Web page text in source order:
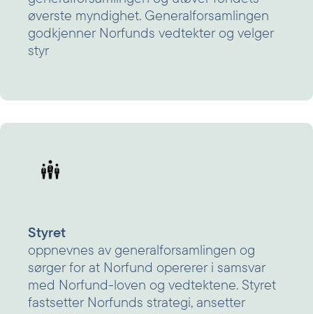
øverste myndighet. Generalforsamlingen
godkjenner Norfunds vedtekter og velger
styr
Styret
oppnevnes av generalforsamlingen og
sørger for at Norfund opererer i samsvar
med Norfund-loven og vedtektene. Styret
fastsetter Norfunds strategi, ansetter